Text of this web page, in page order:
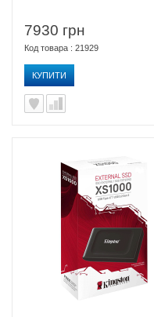
7930 грн
Код товара : 21929
КУПИТИ